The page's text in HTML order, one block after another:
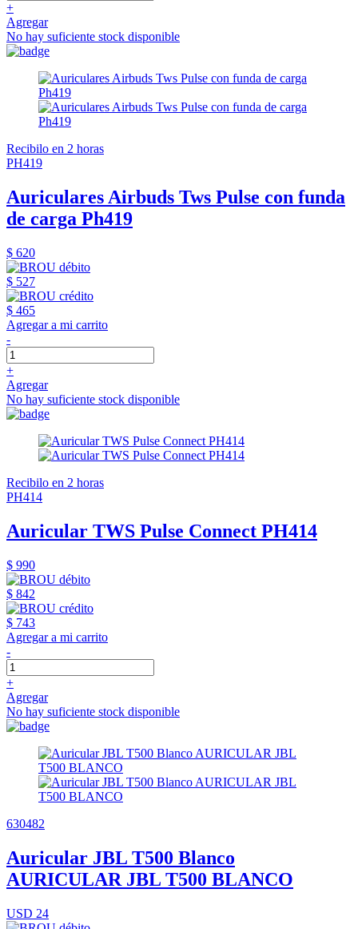
+
Agregar
No hay suficiente stock disponible
Recibilo en 2 horas
PH419
Auriculares Airbuds Tws Pulse con funda
de carga Ph419
$ 620
$ 527
$ 465
Agregar a mi carrito
-
+
Agregar
No hay suficiente stock disponible
Recibilo en 2 horas
PH414
Auricular TWS Pulse Connect PH414
$ 990
$ 842
$ 743
Agregar a mi carrito
-
+
Agregar
No hay suficiente stock disponible
630482
Auricular JBL T500 Blanco
AURICULAR JBL T500 BLANCO
USD 24